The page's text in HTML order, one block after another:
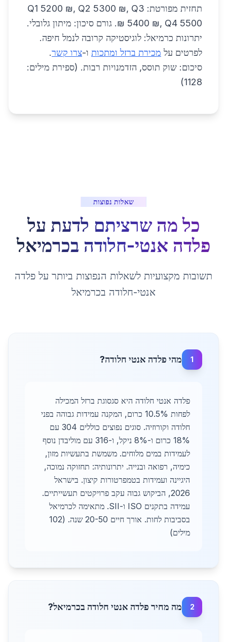
תחזית מפורטת: Q1 5200 ₪, Q2 5300 ₪, Q3
5400 ₪, Q4 5500 ₪. גורם סיכון: מיתון גלובלי.
יתרונות כרמיאל: לוגיסטיקה קרובה לנמל חיפה.
לפרטים על מכירת ברזל ומתכות ו-צרו קשר.
סיכום: שוק תוסס, הזדמנויות רבות. (ספירת מילים:
1128)
שאלות נפוצות
כל מה שרציתם לדעת על
פלדה אנטי-חלודה בכרמיאל
תשובות מקצועיות לשאלות הנפוצות ביותר על פלדה
אנטי-חלודה בכרמיאל
1 מהי פלדה אנטי חלודה?
פלדה אנטי חלודה היא סגסוגת ברזל המכילה
לפחות 10.5% כרום, המקנה עמידות גבוהה בפני
חלודה וקורוזיה. סוגים נפוצים כוללים 304 עם
18% כרום ו-8% ניקל, ו-316 עם מוליבדן נוסף
לעמידות במים מלוחים. משמשת בתעשיות מזון,
כימיה, רפואה ובנייה. יתרונותיה: תחזוקה נמוכה,
היגיינה ועמידות בטמפרטורות קיצון. בישראל
2026, הביקוש גבוה עקב פרויקטים תעשייתיים.
עמידה בתקנים ISO ו-SII. מתאימה לכרמיאל
בסביבות לחות. אורך חיים 20-50 שנה. (102
מילים)
2 מה מחיר פלדה אנטי חלודה בכרמיאל?